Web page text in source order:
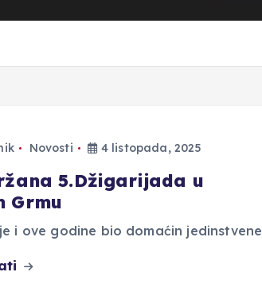
Novosti 4 listopada, 2025
5.Džigarijada u
Grmu
i ove godine bio domaćin jedinstvene